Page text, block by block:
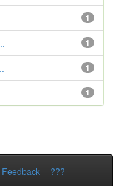
1
1
1
1
Feedback - ???